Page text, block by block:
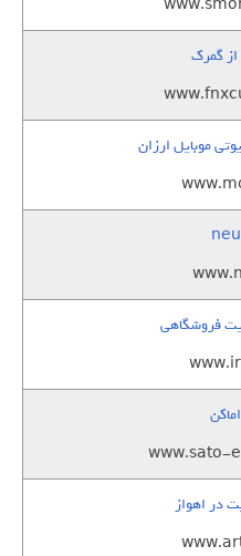
از گمرک
موبایل ارزان
فروشگاهی
www.sato-
در اهواز